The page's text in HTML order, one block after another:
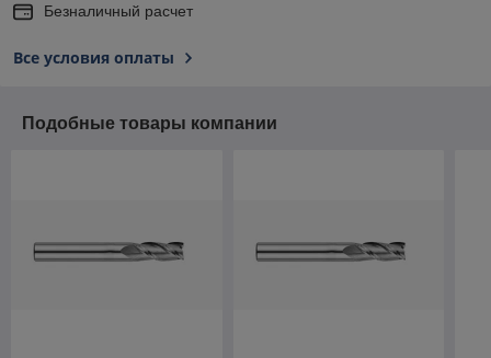
Безналичный расчет
Все условия оплаты
Подобные товары компании